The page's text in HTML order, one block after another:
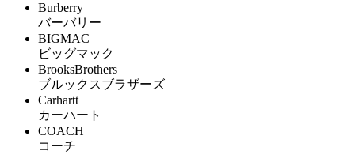
Burberry
バーバリー
BIGMAC
ビッグマック
BrooksBrothers
ブルックスブラザーズ
Carhartt
カーハート
COACH
コーチ